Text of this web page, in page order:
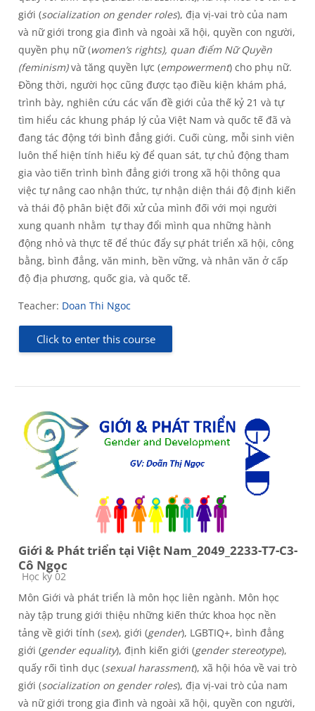
giới (socialization on gender roles), địa vị-vai trò của nam
và nữ giới trong gia đình và ngoài xã hội, quyền con người,
quyền phụ nữ (women’s rights), quan điểm Nữ Quyền
(feminism)và tăng quyền lực (empowerment) cho phụ nữ.
Đồng thời, người học cũng được tạo điều kiện khám phá,
trình bày, nghiên cứu các vấn đề giới của thế kỷ 21 và tự
tìm hiểu các khung pháp lý của Việt Nam và quốc tế đã và
đang tác động tới bình đẳng giới. Cuối cùng, mỗi sinh viên
luôn thể hiện tính hiếu kỳ để quan sát, tự chủ động tham
gia vào tiến trình bình đẳng giới trong xã hội thông qua
việc tự nâng cao nhận thức, tự nhận diện thái độ định kiến
và thái độ phân biệt đối xử của mình đối với mọi người
xung quanh nhằm tự thay đổi mình qua những hành
động nhỏ và thực tế để thúc đẩy sự phát triển xã hội, công
bằng, bình đẳng, văn minh, bền vững, và nhân văn ở cấp
độ địa phương, quốc gia, và quốc tế.
Teacher: Doan Thi Ngoc
Click to enter this course
Giới & Phát triển tại Việt Nam_2049_2233-T7-C3-
Cô Ngọc
Course category
Học kỳ 02
Môn Giới và phát triển là môn học liên ngành. Môn học
này tập trung giới thiệu những kiến thức khoa học nền
tảng về giới tính (sex), giới (gender), LGBTIQ+, bình đẳng
giới (gender equality), định kiến giới (gender stereotype),
quấy rối tình dục (sexual harassment), xã hội hóa về vai trò
giới (socialization on gender roles), địa vị-vai trò của nam
và nữ giới trong gia đình và ngoài xã hội, quyền con người,